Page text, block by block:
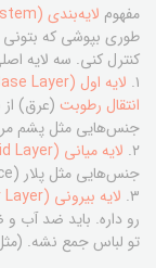
مفهوم لایه‌بندی (Layering System)
طوری بپوشی که بتونی
کنترل کنی. سه لایه
۱. لایه اول (Base Layer)
انتقال رطوبت (عرق)
جنس‌هایی مثل پشم
۲. لایه میانی (Mid Layer)
جنس‌هایی مثل پلار (Fleece) یا پر (Down) گزینه‌های خوبی هستن.
۳. لایه بیرونی (Outer Layer)
رو داره. باید ضد آب و
تو لباس جمع نشه.